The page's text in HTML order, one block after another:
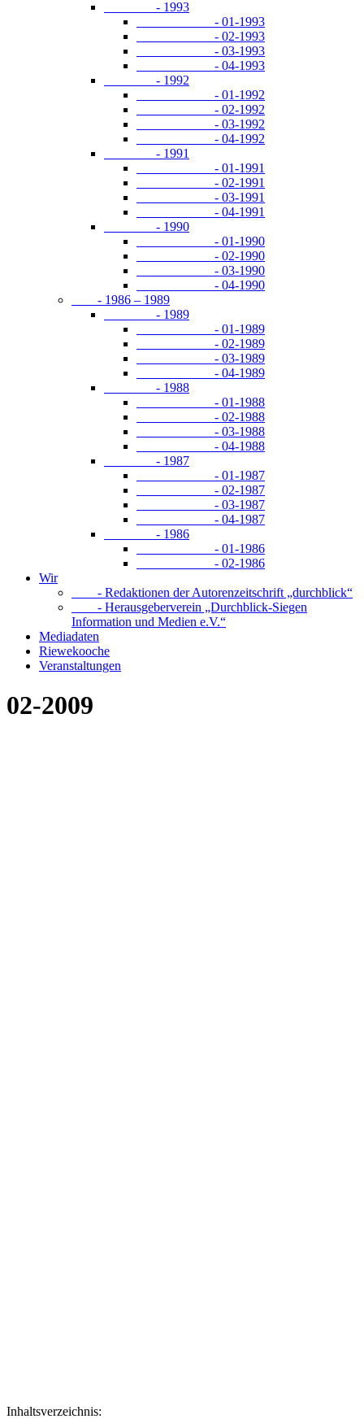
- 1993
- 01-1993
- 02-1993
- 03-1993
- 04-1993
- 1992
- 01-1992
- 02-1992
- 03-1992
- 04-1992
- 1991
- 01-1991
- 02-1991
- 03-1991
- 04-1991
- 1990
- 01-1990
- 02-1990
- 03-1990
- 04-1990
- 1986 – 1989
- 1989
- 01-1989
- 02-1989
- 03-1989
- 04-1989
- 1988
- 01-1988
- 02-1988
- 03-1988
- 04-1988
- 1987
- 01-1987
- 02-1987
- 03-1987
- 04-1987
- 1986
- 01-1986
- 02-1986
Wir
- Redaktionen der Autorenzeitschrift „durchblick“
- Herausgeberverein „Durchblick-Siegen
Information und Medien e.V.“
Mediadaten
Riewekooche
Veranstaltungen
02-2009
Inhaltsverzeichnis: